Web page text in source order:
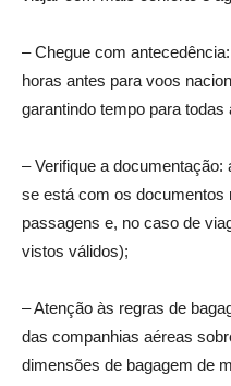
– Chegue com
horas antes para voos
garantindo tempo para
– Verifique a
se está com os documentos
passagens e, no caso de
vistos válidos);
– Atenção às regras de
das companhias aéreas
dimensões de bagagem de